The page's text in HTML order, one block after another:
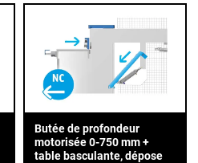
Butée de profondeur
motorisée 0-750 mm +
table basculante, dépose